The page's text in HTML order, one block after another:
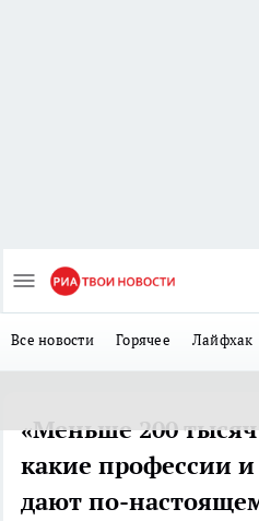
Все новости Горячее Лайфхак
«Меньше 200
какие профессии
дают по-